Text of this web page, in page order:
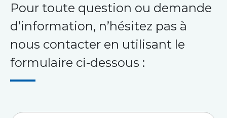
Pour toute question ou demande
d’information, n’hésitez pas à
nous contacter en utilisant le
formulaire ci-dessous :